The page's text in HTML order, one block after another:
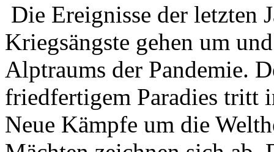
Die Ereignisse der letzten
Kriegsängste gehen um
Alptraums der Pandemie.
friedfertigem Paradies tritt
Neue Kämpfe um die